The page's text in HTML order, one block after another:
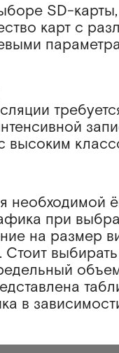
SD-
карт с
высоким
необходимой
при
на размер
Стоит
в